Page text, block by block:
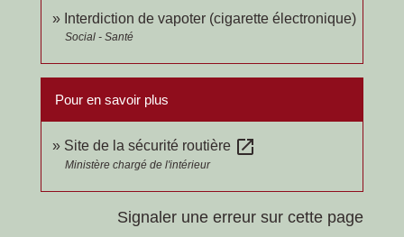
Interdiction de vapoter (cigarette électronique)
Social - Santé
Pour en savoir plus
Site de la sécurité routière open_in_new
Ministère chargé de l'intérieur
Signaler une erreur sur cette page